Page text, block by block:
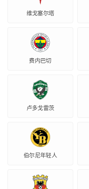
维戈塞尔塔
费内巴切
卢多戈雷茨
伯尔尼年轻人